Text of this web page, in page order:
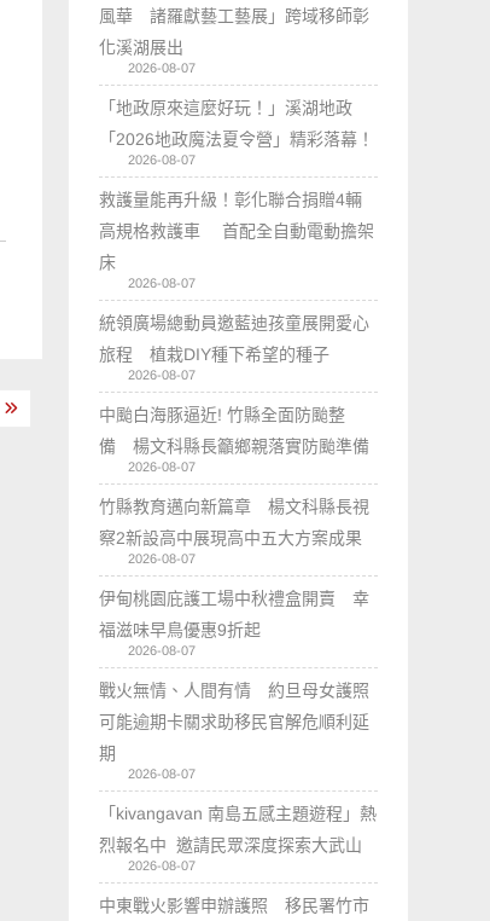
風華 諸羅獻藝工藝展」跨域移師彰
化溪湖展出
2026-08-07
「地政原來這麼好玩！」溪湖地政
「2026地政魔法夏令營」精彩落幕！
2026-08-07
救護量能再升級！彰化聯合捐贈4輛
高規格救護車 首配全自動電動擔架
床
2026-08-07
統領廣場總動員邀藍迪孩童展開愛心
旅程 植栽DIY種下希望的種子
2026-08-07
中颱白海豚逼近! 竹縣全面防颱整
備 楊文科縣長籲鄉親落實防颱準備
2026-08-07
竹縣教育邁向新篇章 楊文科縣長視
察2新設高中展現高中五大方案成果
2026-08-07
伊甸桃園庇護工場中秋禮盒開賣 幸
福滋味早鳥優惠9折起
2026-08-07
戰火無情、人間有情 約旦母女護照
可能逾期卡關求助移民官解危順利延
期
2026-08-07
「kivangavan 南島五感主題遊程」熱
烈報名中 邀請民眾深度探索大武山
2026-08-07
中東戰火影響申辦護照 移民署竹市